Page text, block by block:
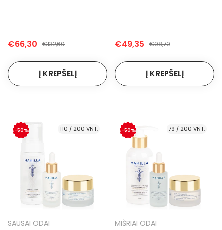
€66,30 €132,60 €49,35 €98,70
-50% 110 / 200 VNT.
SAUSAI ODAI
-50% 79 / 200 VNT.
MIŠRIAI ODAI